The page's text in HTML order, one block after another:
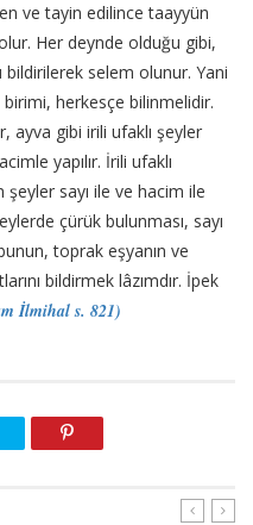
ve tayin edilince taayyün
Her deynde olduğu gibi,
bildirilerek selem olunur. Yani
birimi, herkesçe bilinmelidir.
ayva gibi irili ufaklı şeyler
yapılır. İrili ufaklı
şeyler sayı ile ve hacim ile
çürük bulunması, sayı
toprak eşyanın ve
bildirmek lâzımdır. İpek
İlmihal s. 821)